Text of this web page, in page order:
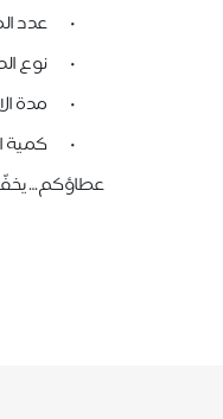
•
عدد
•
نوع
•
مدة
•
كمية
عطاؤكم…